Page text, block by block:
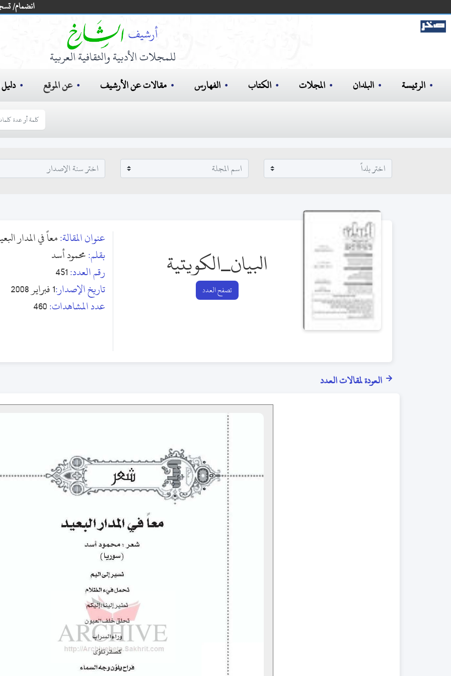
انضمام/
للمجلات الأدبية والثقافية العربية
الرئيسة البلدان المجلات الكتاب الفهارس مقالات عن الأرشيف عن الموقع دليل
البيان_الكويتية
تصفح العدد
عنوان المقالة:معاً في المدار
بقلم:محمود أسد
رقم العدد:451
تاريخ الإصدار:1 فبراير 2008
عدد المشاهدات:460
العودة لمقالات العدد